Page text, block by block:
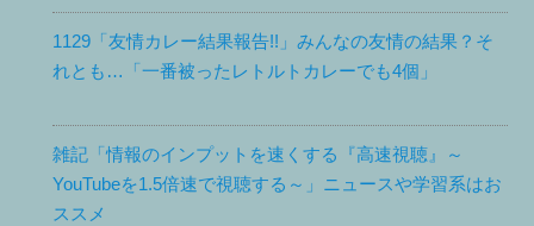
1129「友情カレー結果報告!!」みんなの友情の結果？そ
れとも…「一番被ったレトルトカレーでも4個」
雑記「情報のインプットを速くする『高速視聴』～
YouTubeを1.5倍速で視聴する～」ニュースや学習系はお
ススメ